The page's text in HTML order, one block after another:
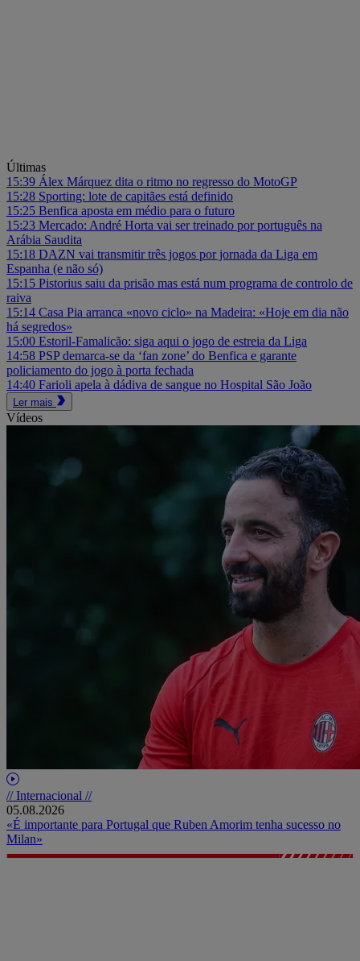
Últimas
15:39 Álex Márquez dita o ritmo no regresso do MotoGP
15:28 Sporting: lote de capitães está definido
15:25 Benfica aposta em médio para o futuro
15:23 Mercado: André Horta vai ser treinado por português na
Arábia Saudita
15:18 DAZN vai transmitir três jogos por jornada da Liga em
Espanha (e não só)
15:15 Pistorius saiu da prisão mas está num programa de controlo de
raiva
15:14 Casa Pia arranca «novo ciclo» na Madeira: «Hoje em dia não
há segredos»
15:00 Estoril-Famalicão: siga aqui o jogo de estreia da Liga
14:58 PSP demarca-se da ‘fan zone’ do Benfica e garante
policiamento do jogo à porta fechada
14:40 Farioli apela à dádiva de sangue no Hospital São João
Ler mais
Vídeos
// Internacional //
05.08.2026
«É importante para Portugal que Ruben Amorim tenha sucesso no
Milan»